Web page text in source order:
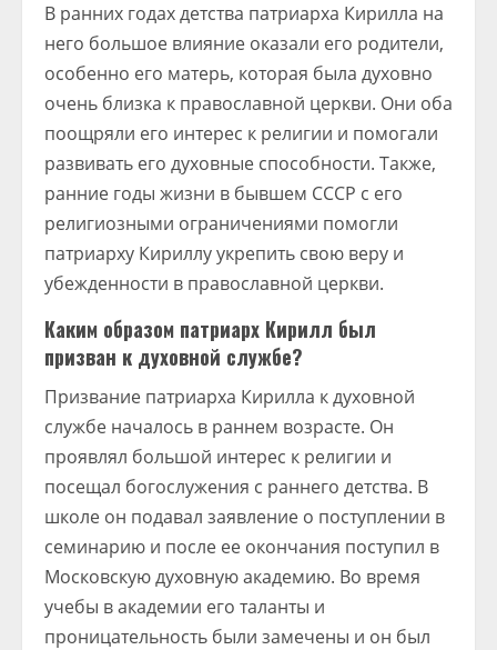
В ранних годах детства патриарха Кирилла на
него большое влияние оказали его родители,
особенно его матерь, которая была духовно
очень близка к православной церкви. Они оба
поощряли его интерес к религии и помогали
развивать его духовные способности. Также,
ранние годы жизни в бывшем СССР с его
религиозными ограничениями помогли
патриарху Кириллу укрепить свою веру и
убежденности в православной церкви.
Каким образом патриарх Кирилл был
призван к духовной службе?
Призвание патриарха Кирилла к духовной
службе началось в раннем возрасте. Он
проявлял большой интерес к религии и
посещал богослужения с раннего детства. В
школе он подавал заявление о поступлении в
семинарию и после ее окончания поступил в
Московскую духовную академию. Во время
учебы в академии его таланты и
проницательность были замечены и он был